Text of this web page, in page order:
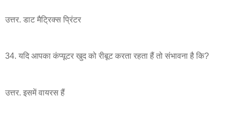
उत्तर. डाट मैट्रिक्स प्रिंटर
34. यदि आपका कंप्यूटर खुद को रीबूट करता रहता हैं तो संभावना है कि?
उत्तर. इसमें वायरस हैं